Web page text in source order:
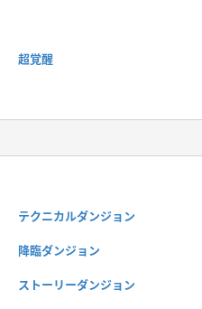
超覚醒
テクニカルダンジョン
降臨ダンジョン
ストーリーダンジョン